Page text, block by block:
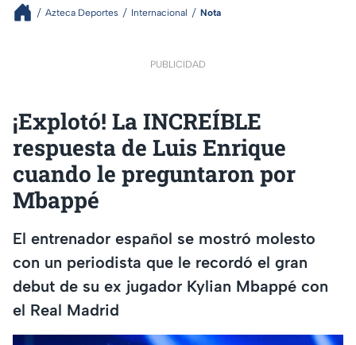
Azteca Deportes Internacional Nota
PUBLICIDAD
¡Explotó! La INCREÍBLE
respuesta de Luis Enrique
cuando le preguntaron por
Mbappé
El entrenador español se mostró molesto
con un periodista que le recordó el gran
debut de su ex jugador Kylian Mbappé con
el Real Madrid